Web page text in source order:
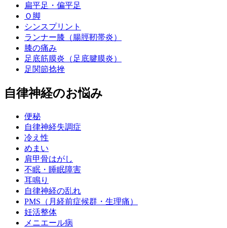
扁平足・偏平足
Ｏ脚
シンスプリント
ランナー膝（腸脛靭帯炎）
膝の痛み
足底筋膜炎（足底腱膜炎）
足関節捻挫
自律神経のお悩み
便秘
自律神経失調症
冷え性
めまい
肩甲骨はがし
不眠・睡眠障害
耳鳴り
自律神経の乱れ
PMS（月経前症候群・生理痛）
妊活整体
メニエール病